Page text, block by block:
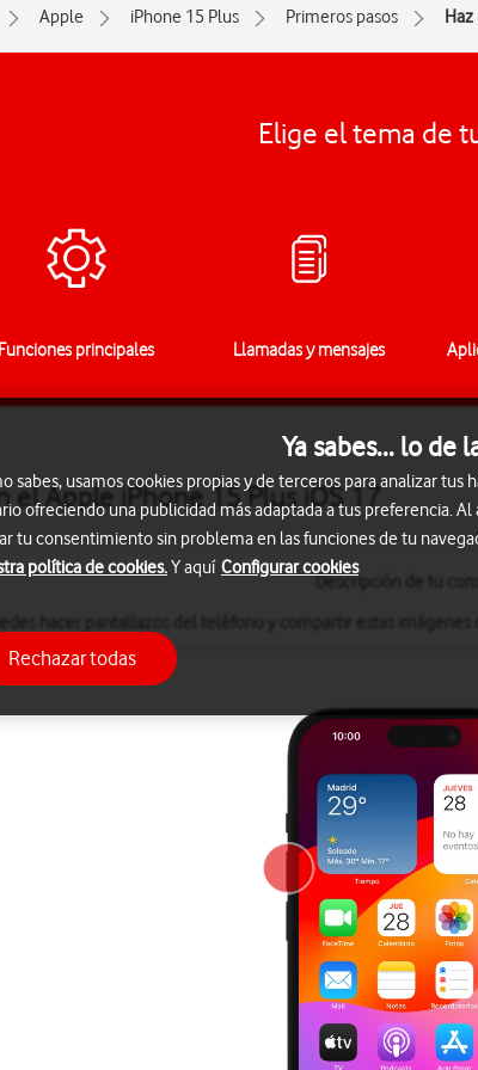
Apple iPhone 15 Plus Primeros pasos
Elige el tema de
Funciones principales Llamadas y mensajes
el Apple iPhone 15 Plus iOS 17
Descripción de tu
Ya sabes... lo de
sabes, usamos cookies propias y de terceros para analizar
ofreciendo una publicidad más adaptada a tus preferencia.
tu consentimiento sin problema en las funciones de tu
política de cookies.Y aquí Configurar cookies
Rechazar todas